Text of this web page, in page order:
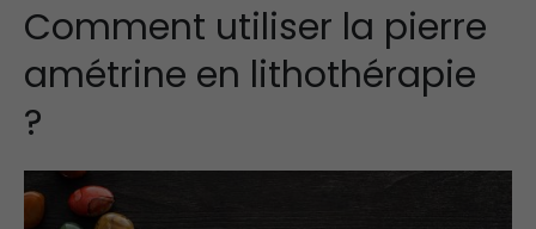
Comment utiliser la pierre
amétrine en lithothérapie
?